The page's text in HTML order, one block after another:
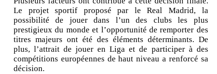
Le projet sportif proposé par le Real Madrid, la
possibilité de jouer dans l’un des clubs les plus
prestigieux du monde et l’opportunité de remporter des
titres majeurs ont été des éléments déterminants. De
plus, l’attrait de jouer en Liga et de participer à des
compétitions européennes de haut niveau a renforcé sa
décision.